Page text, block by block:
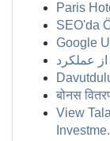
Paris
SEO'da
Google
عملکرد
बोनस
View